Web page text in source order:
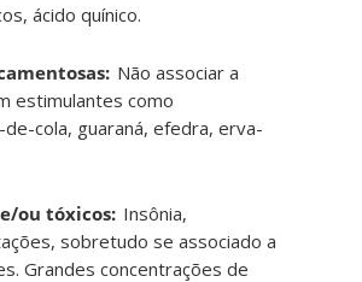
, ácido quínico.
Não associar a
estimulantes como
de-cola, guaraná,efedra, erva-
ou tóxicos: Insônia,
sobretudo se associado a
Grandes concentrações de